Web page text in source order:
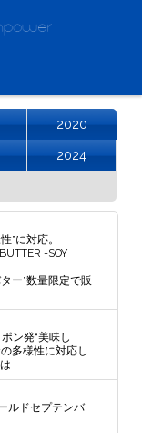
2020
2024
”に対応。
-SOY
ー”数量限定で販
ン発“美味し
多様性に対応し
ルドセプテンバ